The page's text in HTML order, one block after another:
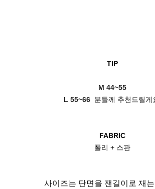
TIP
M 44~55
L 55~66 분들께 추천드릴게
FABRIC
폴리 + 스판
사이즈는 단면을 잰길이로 재